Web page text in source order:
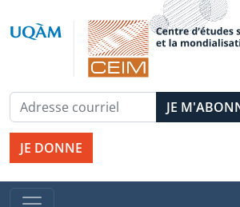
JE DONNE